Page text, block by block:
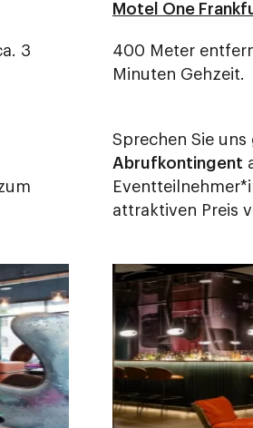
3
Motel One
400 Meter
Minuten Gehzeit.
Sprechen Sie
Abrufkontingent
attraktiven Preis